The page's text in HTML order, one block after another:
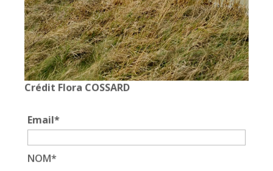
Terrasse pergola
*Tarif indicatif TTC, hors frais, taxes de
séjour et tout autres frais en sus
Voir la disponibilité
Crédit Flora COSSARD
Email*
NOM*